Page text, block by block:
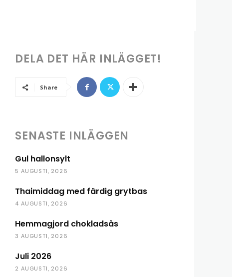
DELA DET HÄR INLÄGGET!
Share
SENASTE INLÄGGEN
Gul hallonsylt
5 AUGUSTI, 2026
Thaimiddag med färdig grytbas
4 AUGUSTI, 2026
Hemmagjord chokladsås
3 AUGUSTI, 2026
Juli 2026
2 AUGUSTI, 2026